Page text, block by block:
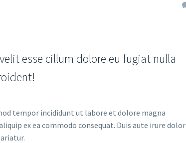
esse cillum dolore eu fugiat nulla
tempor incididunt ut labore et dolore magna
ex ea commodo consequat. Duis aute irure dolor